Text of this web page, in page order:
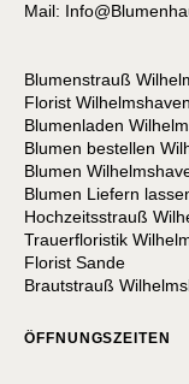
Mail: I
Blumenstrauß
Florist Wilhelmshaven
Blumenladen
Blumen bestellen
Blumen
Blumen Liefern
Hochzeitsstrauß
Trauerfloristik
Florist Sande
Brautstrauß
ÖFFNUNGSZEITEN